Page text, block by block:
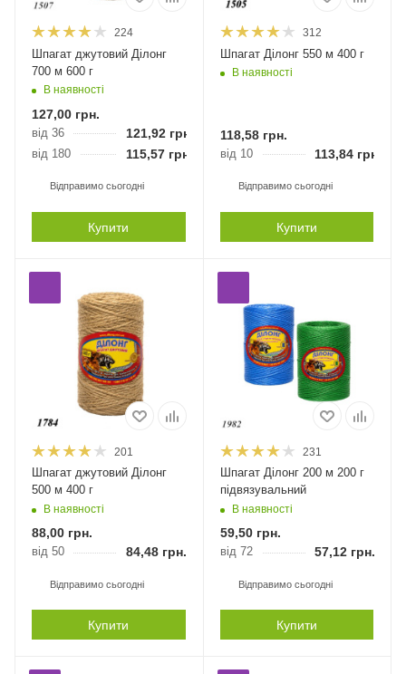
224
Шпагат джутовий Ділонг
700 м 600 г
В наявності
127,00 грн.
від 36 121,92 грн.
від 180 115,57 грн.
Відправимо сьогодні
Купити
312
Шпагат Ділонг 550 м 400 г
В наявності
118,58грн.
від 10 113,84грн.
Відправимо сьогодні
Купити
201
Шпагат джутовий Ділонг
500 м 400 г
В наявності
88,00 грн.
від 50 84,48 грн.
Відправимо сьогодні
Купити
231
Шпагат Ділонг 200 м 200 г
підвязувальний
В наявності
59,50грн.
від 72 57,12грн.
Відправимо сьогодні
Купити